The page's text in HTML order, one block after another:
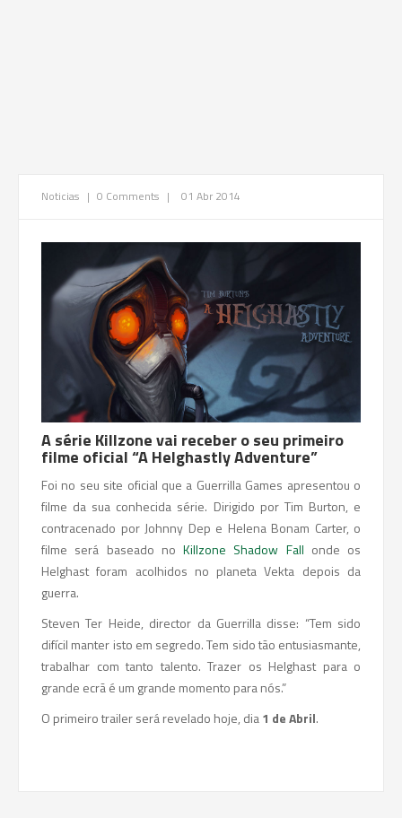
Noticias | 0 Comments | 01 Abr 2014
A série Killzone vai receber o seu primeiro
filme oficial “A Helghastly Adventure”
Foi no seu site oficial que a Guerrilla Games apresentou o
filme da sua conhecida série. Dirigido por Tim Burton, e
contracenado por Johnny Dep e Helena Bonam Carter, o
filme será baseado no Killzone Shadow Fall onde os
Helghast foram acolhidos no planeta Vekta depois da
guerra.
Steven Ter Heide, director da Guerrilla disse: “Tem sido
difícil manter isto em segredo. Tem sido tão entusiasmante,
trabalhar com tanto talento. Trazer os Helghast para o
grande ecrã é um grande momento para nós.”
O primeiro trailer será revelado hoje, dia1 de Abril.